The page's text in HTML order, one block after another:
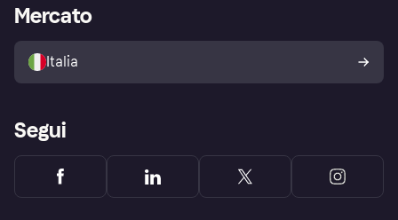
Esplora i negozi
Politica di protezione
dell'acquirente Klarna
Accesso aziende
Mercato
Italia
Segui